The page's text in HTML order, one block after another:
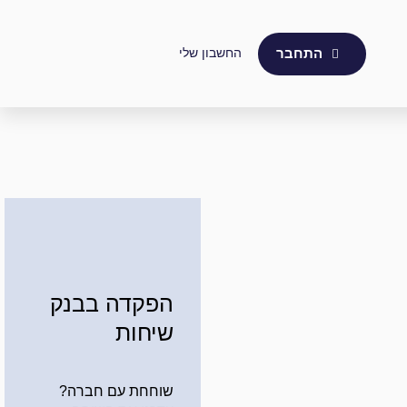
התחבר החשבון שלי
הפקדה בבנק
שיחות
שוחחת עם חברה?